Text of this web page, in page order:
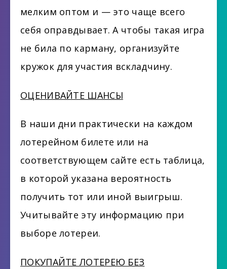
мелким оптом и — это чаще всего
себя оправдывает. А чтобы такая игра
не била по карману, организуйте
кружок для участия вскладчину.
ОЦЕНИВАЙТЕ ШАНСЫ
В наши дни практически на каждом
лотерейном билете или на
соответствующем сайте есть таблица,
в которой указана вероятность
получить тот или иной выигрыш.
Учитывайте эту информацию при
выборе лотереи.
ПОКУПАЙТЕ ЛОТЕРЕЮ БЕЗ